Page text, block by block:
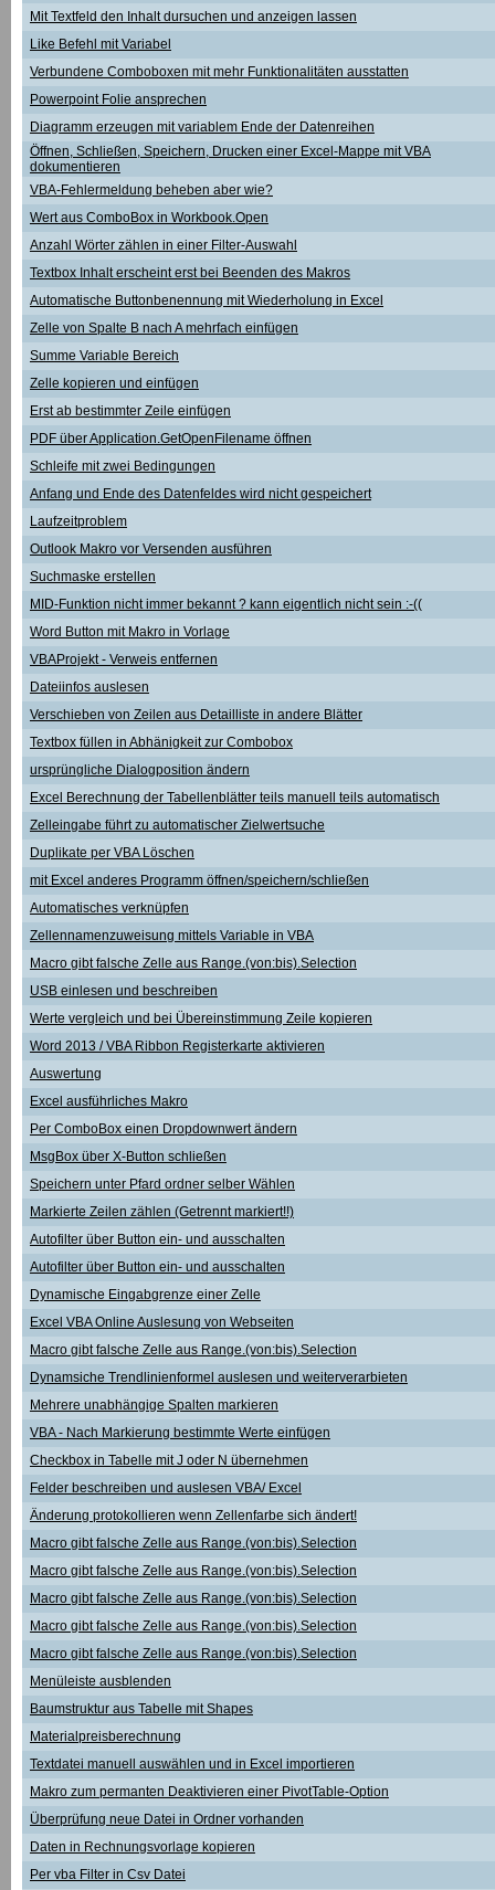
Mit Textfeld den Inhalt dursuchen und anzeigen lassen
Like Befehl mit Variabel
Verbundene Comboboxen mit mehr Funktionalitäten ausstatten
Powerpoint Folie ansprechen
Diagramm erzeugen mit variablem Ende der Datenreihen
Öffnen, Schließen, Speichern, Drucken einer Excel-Mappe mit VBA
dokumentieren
VBA-Fehlermeldung beheben aber wie?
Wert aus ComboBox in Workbook.Open
Anzahl Wörter zählen in einer Filter-Auswahl
Textbox Inhalt erscheint erst bei Beenden des Makros
Automatische Buttonbenennung mit Wiederholung in Excel
Zelle von Spalte B nach A mehrfach einfügen
Summe Variable Bereich
Zelle kopieren und einfügen
Erst ab bestimmter Zeile einfügen
PDF über Application.GetOpenFilename öffnen
Schleife mit zwei Bedingungen
Anfang und Ende des Datenfeldes wird nicht gespeichert
Laufzeitproblem
Outlook Makro vor Versenden ausführen
Suchmaske erstellen
MID-Funktion nicht immer bekannt ? kann eigentlich nicht sein :-((
Word Button mit Makro in Vorlage
VBAProjekt - Verweis entfernen
Dateiinfos auslesen
Verschieben von Zeilen aus Detailliste in andere Blätter
Textbox füllen in Abhänigkeit zur Combobox
ursprüngliche Dialogposition ändern
Excel Berechnung der Tabellenblätter teils manuell teils automatisch
Zelleingabe führt zu automatischer Zielwertsuche
Duplikate per VBA Löschen
mit Excel anderes Programm öffnen/speichern/schließen
Automatisches verknüpfen
Zellennamenzuweisung mittels Variable in VBA
Macro gibt falsche Zelle aus Range.(von:bis).Selection
USB einlesen und beschreiben
Werte vergleich und bei Übereinstimmung Zeile kopieren
Word 2013 / VBA Ribbon Registerkarte aktivieren
Auswertung
Excel ausführliches Makro
Per ComboBox einen Dropdownwert ändern
MsgBox über X-Button schließen
Speichern unter Pfard ordner selber Wählen
Markierte Zeilen zählen (Getrennt markiert!!)
Autofilter über Button ein- und ausschalten
Autofilter über Button ein- und ausschalten
Dynamische Eingabgrenze einer Zelle
Excel VBA Online Auslesung von Webseiten
Macro gibt falsche Zelle aus Range.(von:bis).Selection
Dynamsiche Trendlinienformel auslesen und weiterverarbieten
Mehrere unabhängige Spalten markieren
VBA - Nach Markierung bestimmte Werte einfügen
Checkbox in Tabelle mit J oder N übernehmen
Felder beschreiben und auslesen VBA/ Excel
Änderung protokollieren wenn Zellenfarbe sich ändert!
Macro gibt falsche Zelle aus Range.(von:bis).Selection
Macro gibt falsche Zelle aus Range.(von:bis).Selection
Macro gibt falsche Zelle aus Range.(von:bis).Selection
Macro gibt falsche Zelle aus Range.(von:bis).Selection
Macro gibt falsche Zelle aus Range.(von:bis).Selection
Menüleiste ausblenden
Baumstruktur aus Tabelle mit Shapes
Materialpreisberechnung
Textdatei manuell auswählen und in Excel importieren
Makro zum permanten Deaktivieren einer PivotTable-Option
Überprüfung neue Datei in Ordner vorhanden
Daten in Rechnungsvorlage kopieren
Per vba Filter in Csv Datei